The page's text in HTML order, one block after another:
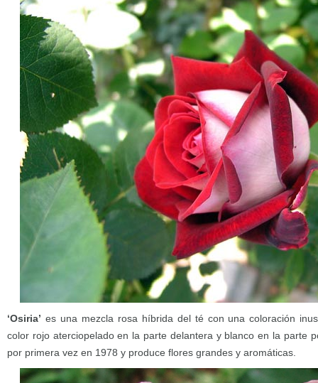
‘Osiria’ es una mezcla rosa híbrida del té con una coloración
color rojo aterciopelado en la parte delantera y blanco en la parte
por primera vez en 1978 y produce flores grandes y aromáticas.